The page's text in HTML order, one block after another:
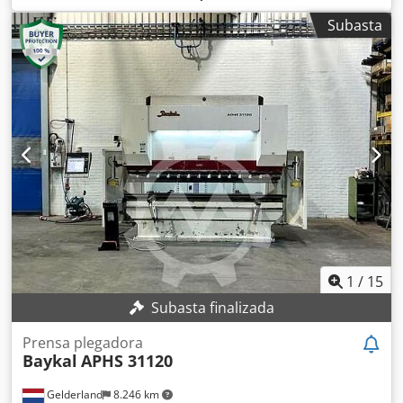
de herramientas superiores 85° R1, altura 150 mm 1 juego
completo de herramientas inferiores con 4 lados 85°,
anchos de 16 mm, 22 mm, 35 mm, 50 mm Garantía 2 años
Certificado CE Manual de instrucciones en alemán Precio
promocional 55.120 € + IVA cargado en fábrica Bretaña,
Francia Entrega y puesta en marcha a consultar Sujeción
de herramientas adaptable a otros estándares.
Totalmente reconstruida, incluyendo un nuevo sistema de
control. Estado técnico: Como nueva. Longitud de la mesa:
3100 mm Tonselaje: 135 toneladas Tipo de plegadora:
Sincrónica Tope trasero: Y1 + Y2 + X, con control CNC, eje R
manual Longitud del tope trasero: 800 mm Compensación:
Sí (manual) Cjdpfszrdhmjx Acwjha Distancia entre brazos:
400 mm Saliente: 250 mm Carrera: 200 mm Sistema de
control: ATS 595 Potencia del motor: 15,0 kW, 400 V
Herramientas: Sí, varios juegos de herramientas para
plegado Sistema de sujeción de herramientas: Estándar
europeo Año de fabricación: 2007 Longitud total: 3500 mm
Profundidad total: 1700 mm Altura total: 2500 mm
Subasta
1 / 15
Subasta finalizada
Gelderland 8.246 km
Prensa plegadora
Baykal APHS 31120